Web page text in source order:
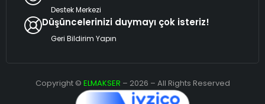
Destek Merkezi
Düşüncelerinizi duymayı çok isteriz!
Geri Bildirim Yapın
Copyright © ELMAKSER – 2026 – All Rights Reserved